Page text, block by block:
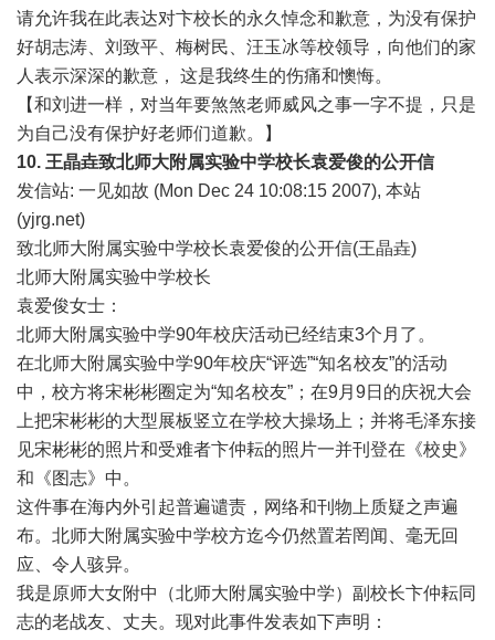
请允许我在此表达对卞校长的永久悼念和歉意，为没有保护
好胡志涛、刘致平、梅树民、汪玉冰等校领导，向他们的家
人表示深深的歉意， 这是我终生的伤痛和懊悔。
【和刘进一样，对当年要煞煞老师威风之事一字不提，只是
为自己没有保护好老师们道歉。】
10. 王晶垚致北师大附属实验中学校长袁爱俊的公开信
发信站: 一见如故 (Mon Dec 24 10:08:15 2007), 本站
(yjrg.net)
致北师大附属实验中学校长袁爱俊的公开信(王晶垚)
北师大附属实验中学校长
袁爱俊女士：
北师大附属实验中学90年校庆活动已经结束3个月了。
在北师大附属实验中学90年校庆“评选”“知名校友”的活动
中，校方将宋彬彬圈定为“知名校友”；在9月9日的庆祝大会
上把宋彬彬的大型展板竖立在学校大操场上；并将毛泽东接
见宋彬彬的照片和受难者卞仲耘的照片一并刊登在《校史》
和《图志》中。
这件事在海内外引起普遍谴责，网络和刊物上质疑之声遍
布。北师大附属实验中学校方迄今仍然置若罔闻、毫无回
应、令人骇异。
我是原师大女附中（北师大附属实验中学）副校长卞仲耘同
志的老战友、丈夫。现对此事件发表如下声明：